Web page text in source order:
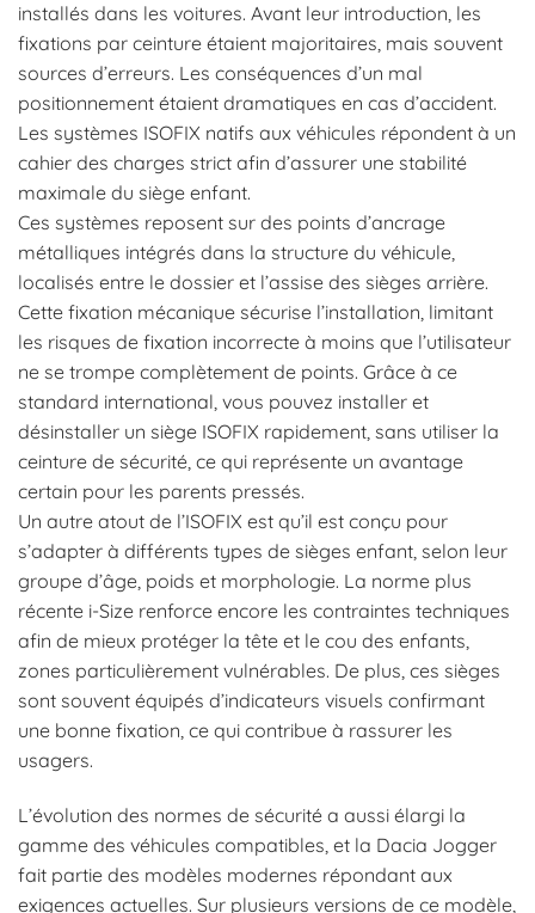
installés dans les voitures. Avant leur introduction, les
fixations par ceinture étaient majoritaires, mais souvent
sources d’erreurs. Les conséquences d’un mal
positionnement étaient dramatiques en cas d’accident.
Les systèmes ISOFIX natifs aux véhicules répondent à un
cahier des charges strict afin d’assurer une stabilité
maximale du siège enfant.
Ces systèmes reposent sur des points d’ancrage
métalliques intégrés dans la structure du véhicule,
localisés entre le dossier et l’assise des sièges arrière.
Cette fixation mécanique sécurise l’installation, limitant
les risques de fixation incorrecte à moins que l’utilisateur
ne se trompe complètement de points. Grâce à ce
standard international, vous pouvez installer et
désinstaller un siège ISOFIX rapidement, sans utiliser la
ceinture de sécurité, ce qui représente un avantage
certain pour les parents pressés.
Un autre atout de l’ISOFIX est qu’il est conçu pour
s’adapter à différents types de sièges enfant, selon leur
groupe d’âge, poids et morphologie. La norme plus
récente i-Size renforce encore les contraintes techniques
afin de mieux protéger la tête et le cou des enfants,
zones particulièrement vulnérables. De plus, ces sièges
sont souvent équipés d’indicateurs visuels confirmant
une bonne fixation, ce qui contribue à rassurer les
usagers.
L’évolution des normes de sécurité a aussi élargi la
gamme des véhicules compatibles, et la Dacia Jogger
fait partie des modèles modernes répondant aux
exigences actuelles. Sur plusieurs versions de ce modèle,